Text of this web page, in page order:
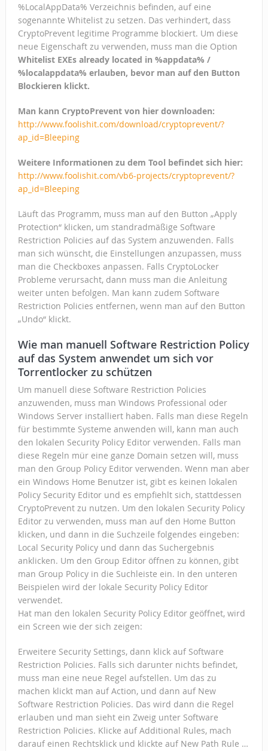
%LocalAppData% Verzeichnis befinden, auf eine
sogenannte Whitelist zu setzen. Das verhindert, dass
CryptoPrevent legitime Programme blockiert. Um diese
neue Eigenschaft zu verwenden, muss man die Option
Whitelist EXEs already located in %appdata% /
%localappdata% erlauben, bevor man auf den Button
Blockieren klickt.
Man kann CryptoPrevent von hier downloaden:
http://www.foolishit.com/download/cryptoprevent/?
ap_id=Bleeping
Weitere Informationen zu dem Tool befindet sich hier:
http://www.foolishit.com/vb6-projects/cryptoprevent/?
ap_id=Bleeping
Läuft das Programm, muss man auf den Button „Apply
Protection“ klicken, um standradmäßige Software
Restriction Policies auf das System anzuwenden. Falls
man sich wünscht, die Einstellungen anzupassen, muss
man die Checkboxes anpassen. Falls CryptoLocker
Probleme verursacht, dann muss man die Anleitung
weiter unten befolgen. Man kann zudem Software
Restriction Policies entfernen, wenn man auf den Button
„Undo“ klickt.
Wie man manuell Software Restriction Policy
auf das System anwendet um sich vor
Torrentlocker zu schützen
Um manuell diese Software Restriction Policies
anzuwenden, muss man Windows Professional oder
Windows Server installiert haben. Falls man diese Regeln
für bestimmte Systeme anwenden will, kann man auch
den lokalen Security Policy Editor verwenden. Falls man
diese Regeln mür eine ganze Domain setzen will, muss
man den Group Policy Editor verwenden. Wenn man aber
ein Windows Home Benutzer ist, gibt es keinen lokalen
Policy Security Editor und es empfiehlt sich, stattdessen
CryptoPrevent zu nutzen. Um den lokalen Security Policy
Editor zu verwenden, muss man auf den Home Button
klicken, und dann in die Suchzeile folgendes eingeben:
Local Security Policy und dann das Suchergebnis
anklicken. Um den Group Editor öffnen zu können, gibt
man Group Policy in die Suchleiste ein. In den unteren
Beispielen wird der lokale Security Policy Editor
verwendet.
Hat man den lokalen Security Policy Editor geöffnet, wird
ein Screen wie der sich zeigen:
Erweitere Security Settings, dann klick auf Software
Restriction Policies. Falls sich darunter nichts befindet,
muss man eine neue Regel aufstellen. Um das zu
machen klickt man auf Action, und dann auf New
Software Restriction Policies. Das wird dann die Regel
erlauben und man sieht ein Zweig unter Software
Restriction Policies. Klicke auf Additional Rules, mach
darauf einen Rechtsklick und klickte auf New Path Rule …